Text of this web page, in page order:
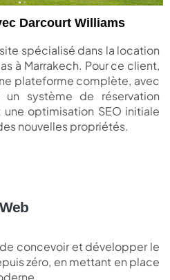
Darcourt Williams
spécialisé dans la location
à Marrakech. Pour ce client,
plateforme complète, avec
système de réservation
optimisation SEO initiale
nouvelles propriétés.
concevoir et développer le
zéro, en mettant en place